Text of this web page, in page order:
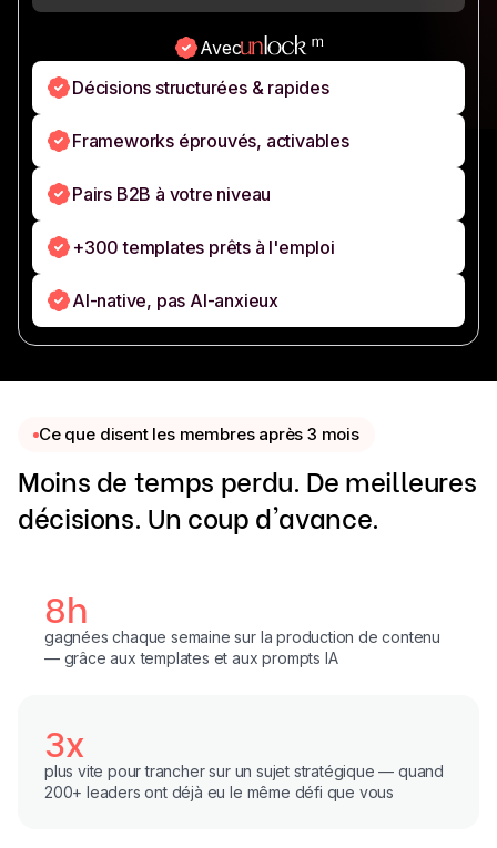
Avec
Décisions structurées & rapides
Frameworks éprouvés, activables
Pairs B2B à votre niveau
+300 templates prêts à l'emploi
AI-native, pas AI-anxieux
Ce que disent les membres après 3 mois
Moins de temps perdu. De meilleures
décisions. Un coup d'avance.
8h
gagnées chaque semaine sur la production de contenu
— grâce aux templates et aux prompts IA
3x
plus vite pour trancher sur un sujet stratégique — quand
200+ leaders ont déjà eu le même défi que vous